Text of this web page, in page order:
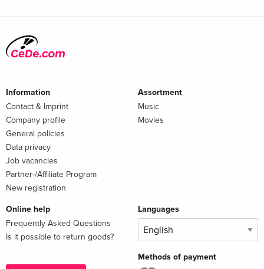
Information
Contact & Imprint
Company profile
General policies
Data privacy
Job vacancies
Partner-/Affiliate Program
New registration
Assortment
Music
Movies
Online help
Frequently Asked Questions
Is it possible to return goods?
Languages
Methods of payment